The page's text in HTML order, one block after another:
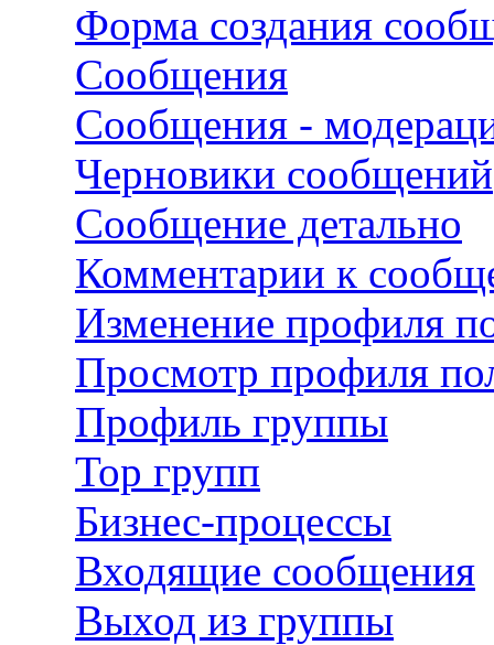
Форма создания
Сообщения
Сообщения -
Черновики сообщений
Сообщение детально
Комментарии к
Изменение профиля
Просмотр профиля
Профиль группы
Top групп
Бизнес-процессы
Входящие сообщения
Выход из группы